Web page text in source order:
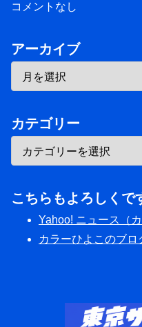
コメントなし
アーカイブ
カテゴリー
こちらもよろしくで
Yahoo! ニュース（
カラーひよこのブロ